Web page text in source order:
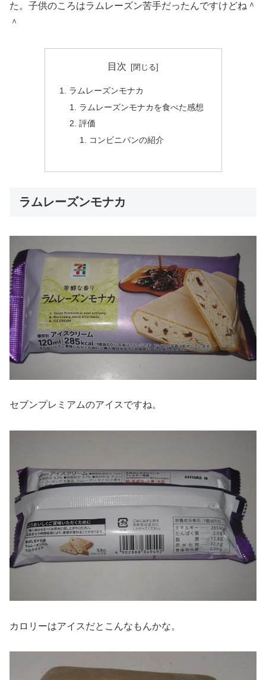
た。子供のころはラムレーズン苦手だったんですけどね＾
＾
目次
ラムレーズンモナカ
ラムレーズンモナカを食べた感想
評価
コンビニパンの紹介
ラムレーズンモナカ
セブンプレミアムのアイスですね。
カロリーはアイスだとこんなもんかな。